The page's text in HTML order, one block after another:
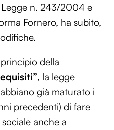
n. 243/2004 e
Fornero, ha subito,
della
, la legge
già maturato i
precedenti) di fare
anche a